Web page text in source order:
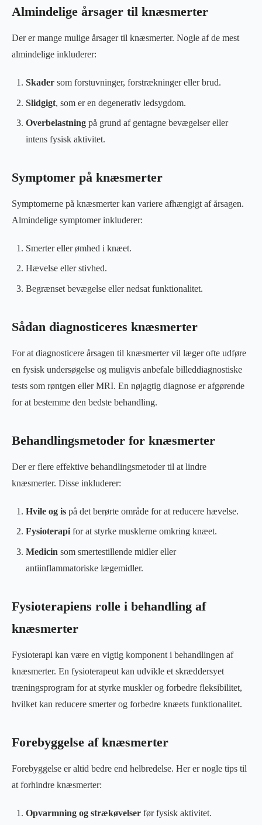
Almindelige årsager til knæsmerter
Der er mange mulige årsager til knæsmerter. Nogle af de mest
almindelige inkluderer:
Skader som forstuvninger, forstrækninger eller brud.
Slidgigt, som er en degenerativ ledsygdom.
Overbelastning på grund af gentagne bevægelser eller
intens fysisk aktivitet.
Symptomer på knæsmerter
Symptomerne på knæsmerter kan variere afhængigt af årsagen.
Almindelige symptomer inkluderer:
Smerter eller ømhed i knæet.
Hævelse eller stivhed.
Begrænset bevægelse eller nedsat funktionalitet.
Sådan diagnosticeres knæsmerter
For at diagnosticere årsagen til knæsmerter vil læger ofte udføre
en fysisk undersøgelse og muligvis anbefale billeddiagnostiske
tests som røntgen eller MRI. En nøjagtig diagnose er afgørende
for at bestemme den bedste behandling.
Behandlingsmetoder for knæsmerter
Der er flere effektive behandlingsmetoder til at lindre
knæsmerter. Disse inkluderer:
Hvile og is på det berørte område for at reducere hævelse.
Fysioterapi for at styrke musklerne omkring knæet.
Medicin som smertestillende midler eller
antiinflammatoriske lægemidler.
Fysioterapiens rolle i behandling af
knæsmerter
Fysioterapi kan være en vigtig komponent i behandlingen af
knæsmerter. En fysioterapeut kan udvikle et skræddersyet
træningsprogram for at styrke muskler og forbedre fleksibilitet,
hvilket kan reducere smerter og forbedre knæets funktionalitet.
Forebyggelse af knæsmerter
Forebyggelse er altid bedre end helbredelse. Her er nogle tips til
at forhindre knæsmerter:
Opvarmning og strækøvelser før fysisk aktivitet.